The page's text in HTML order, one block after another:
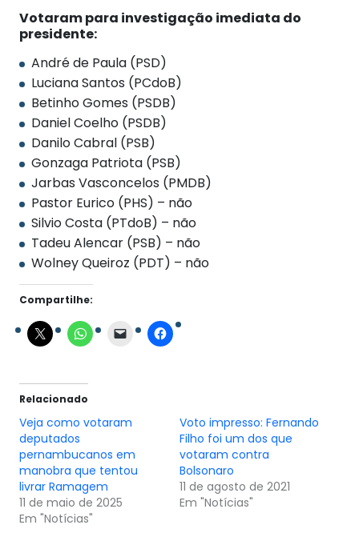
Votaram para investigação imediata do
presidente:
André de Paula (PSD)
Luciana Santos (PCdoB)
Betinho Gomes (PSDB)
Daniel Coelho (PSDB)
Danilo Cabral (PSB)
Gonzaga Patriota (PSB)
Jarbas Vasconcelos (PMDB)
Pastor Eurico (PHS) – não
Silvio Costa (PTdoB) – não
Tadeu Alencar (PSB) – não
Wolney Queiroz (PDT) – não
Compartilhe:
Relacionado
Veja como votaram
deputados
pernambucanos em
manobra que tentou
livrar Ramagem
11 de maio de 2025
Em "Notícias"
Voto impresso: Fernando
Filho foi um dos que
votaram contra
Bolsonaro
11 de agosto de 2021
Em "Notícias"